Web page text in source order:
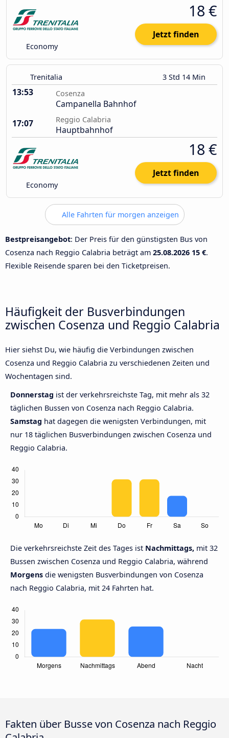
Economy
18 €
Jetzt finden
Trenitalia 3 Std 14 Min
13:53 Cosenza
Campanella Bahnhof
17:07
Reggio Calabria
Hauptbahnhof
Economy
18 €
Jetzt finden
Alle Fahrten für morgen anzeigen
Bestpreisangebot: Der Preis für den günstigsten Bus von
Cosenza nach Reggio Calabria beträgt am 25.08.2026 15 €.
Flexible Reisende sparen bei den Ticketpreisen.
Häufigkeit der Busverbindungen
zwischen Cosenza und Reggio Calabria
Hier siehst Du, wie häufig die Verbindungen zwischen
Cosenza und Reggio Calabria zu verschiedenen Zeiten und
Wochentagen sind.
Donnerstag ist der verkehrsreichste Tag, mit mehr als 32
täglichen Bussen von Cosenza nach Reggio Calabria.
Samstag hat dagegen die wenigsten Verbindungen, mit
nur 18 täglichen Busverbindungen zwischen Cosenza und
Reggio Calabria.
Die verkehrsreichste Zeit des Tages ist Nachmittags, mit 32
Bussen zwischen Cosenza und Reggio Calabria, während
Morgens die wenigsten Busverbindungen von Cosenza
nach Reggio Calabria, mit 24 Fahrten hat.
Fakten über Busse von Cosenza nach Reggio